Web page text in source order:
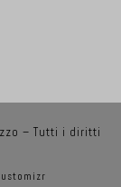
– Tutti i diritti